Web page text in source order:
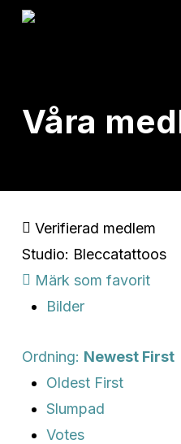
Skip
Våra
Verifierad medlem
Studio: Bleccatattoos
Märk som favorit
Bilder
Ordning: Newest First
Oldest First
Slumpad
Votes